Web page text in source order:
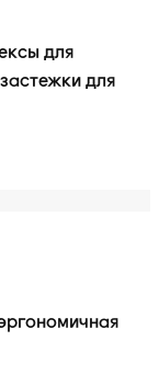
для
для